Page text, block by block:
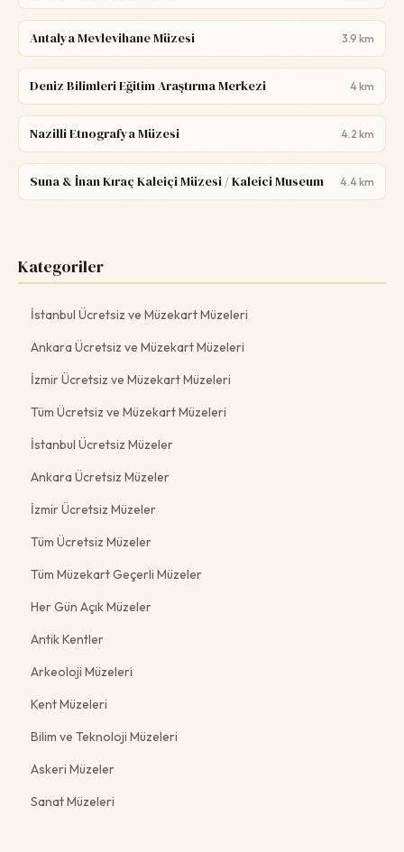
Antalya Mevlevihane Müzesi 3.9 km
Deniz Bilimleri Eğitim Araştırma Merkezi 4 km
Nazilli Etnografya Müzesi 4.2 km
Suna & İnan Kıraç Kaleiçi Müzesi / Kaleici Museum 4.4 km
Kategoriler
İstanbul Ücretsiz ve Müzekart Müzeleri
Ankara Ücretsiz ve Müzekart Müzeleri
İzmir Ücretsiz ve Müzekart Müzeleri
Tüm Ücretsiz ve Müzekart Müzeleri
İstanbul Ücretsiz Müzeler
Ankara Ücretsiz Müzeler
İzmir Ücretsiz Müzeler
Tüm Ücretsiz Müzeler
Tüm Müzekart Geçerli Müzeler
Her Gün Açık Müzeler
Antik Kentler
Arkeoloji Müzeleri
Kent Müzeleri
Bilim ve Teknoloji Müzeleri
Askeri Müzeler
Sanat Müzeleri